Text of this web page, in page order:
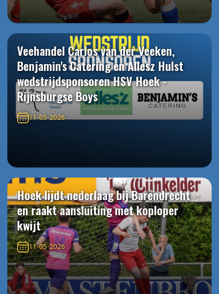
Veehandel Carlos van der Veeken,
Benjamin's Catering en Allesz Hulst
wedstrijdsponsoren HSV Hoek -
Rijnsburgse Boys
11-05-2026
Hoek lijdt nederlaag bij Barendrecht
en raakt aansluiting met koploper
kwijt
11-05-2026